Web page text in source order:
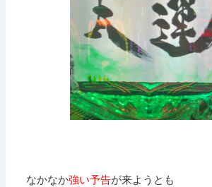
なかなか強い予告が来ようとも